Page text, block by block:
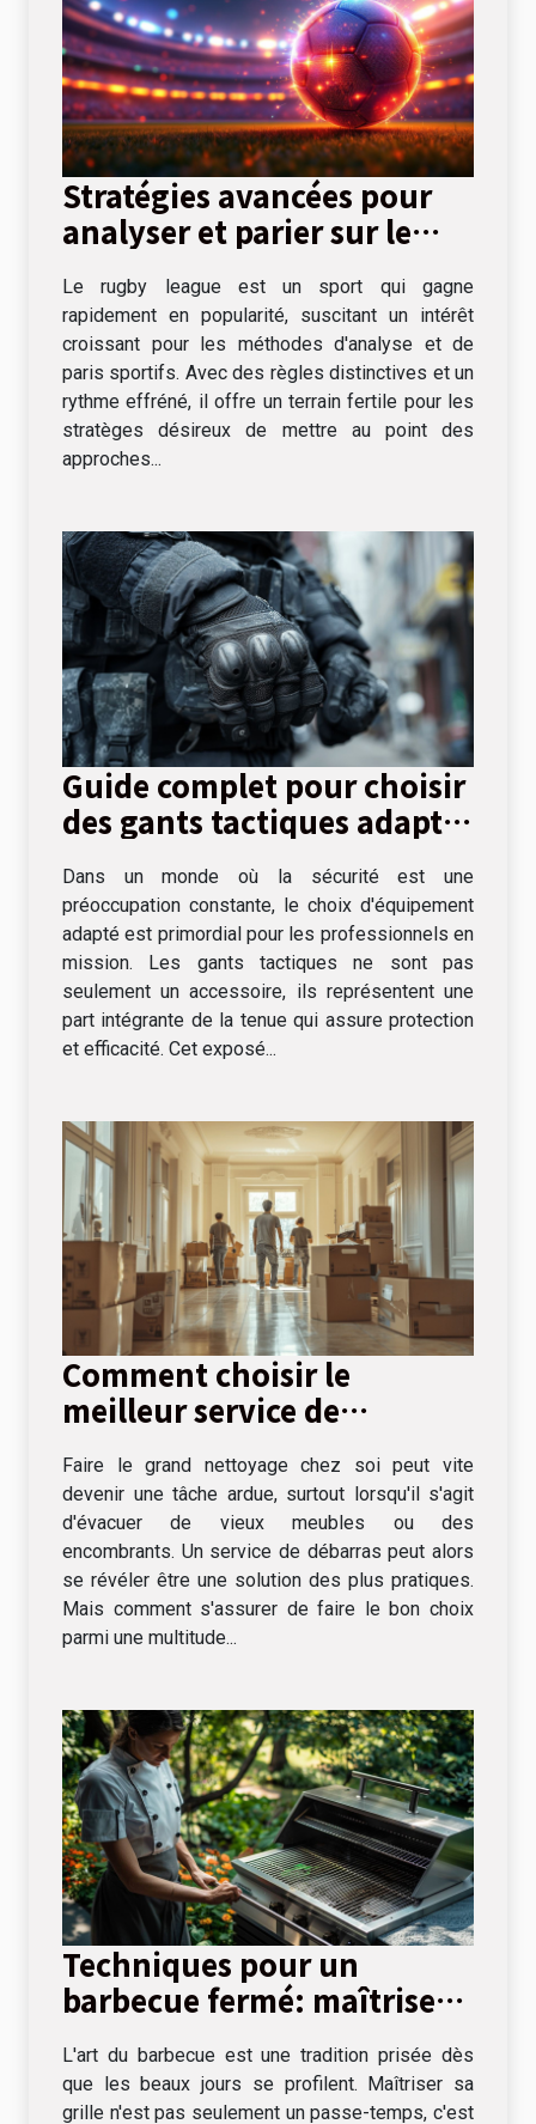
Stratégies avancées pour
analyser et parier sur le
rugby league
Le rugby league est un sport qui gagne
rapidement en popularité, suscitant un intérêt
croissant pour les méthodes d'analyse et de
paris sportifs. Avec des règles distinctives et un
rythme effréné, il offre un terrain fertile pour les
stratèges désireux de mettre au point des
approches...
Guide complet pour choisir
des gants tactiques adaptés
professionnelles
Dans un monde où la sécurité est une
préoccupation constante, le choix d'équipement
adapté est primordial pour les professionnels en
mission. Les gants tactiques ne sont pas
seulement un accessoire, ils représentent une
part intégrante de la tenue qui assure protection
et efficacité. Cet exposé...
Comment choisir le
meilleur service de
débarras pour votre
domicile
Faire le grand nettoyage chez soi peut vite
devenir une tâche ardue, surtout lorsqu'il s'agit
d'évacuer de vieux meubles ou des
encombrants. Un service de débarras peut alors
se révéler être une solution des plus pratiques.
Mais comment s'assurer de faire le bon choix
parmi une multitude...
Techniques pour un
barbecue fermé: maîtriser
L'art du barbecue est une tradition prisée dès
que les beaux jours se profilent. Maîtriser sa
grille n'est pas seulement un passe-temps, c'est